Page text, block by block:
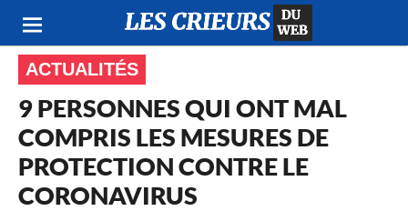
ACTUALITÉS
9 PERSONNES QUI ONT MAL
COMPRIS LES MESURES DE
PROTECTION CONTRE LE
CORONAVIRUS